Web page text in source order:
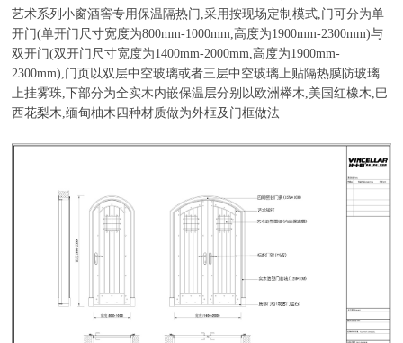
艺术系列小窗酒窖专用保温隔热门,采用按现场定制模式,门可分为单
开门(单开门尺寸宽度为800mm-1000mm,高度为1900mm-2300mm)与
双开门(双开门尺寸宽度为1400mm-2000mm,高度为1900mm-
2300mm),门页以双层中空玻璃或者三层中空玻璃上贴隔热膜防玻璃
上挂雾珠,下部分为全实木内嵌保温层分别以欧洲榉木,美国红橡木,巴
西花梨木,缅甸柚木四种材质做为外框及门框做法